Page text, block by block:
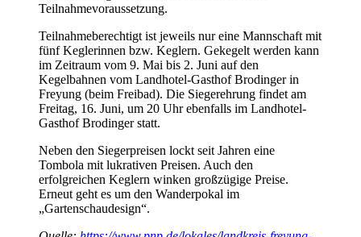
Teilnahmevoraussetzung.
Teilnahmeberechtigt ist jeweils nur eine Mannschaft mit
fünf Keglerinnen bzw. Keglern. Gekegelt werden kann
im Zeitraum vom 9. Mai bis 2. Juni auf den
Kegelbahnen vom Landhotel-Gasthof Brodinger in
Freyung (beim Freibad). Die Siegerehrung findet am
Freitag, 16. Juni, um 20 Uhr ebenfalls im Landhotel-
Gasthof Brodinger statt.
Neben den Siegerpreisen lockt seit Jahren eine
Tombola mit lukrativen Preisen. Auch den
erfolgreichen Keglern winken großzügige Preise.
Erneut geht es um den Wanderpokal im
„Gartenschaudesign“.